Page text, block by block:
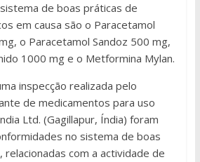
de boas práticas de
em causa são o Paracetamol
o Paracetamol Sandoz 500 mg,
1000 mg e o Metformina Mylan.
inspecção realizada pelo
de medicamentos para uso
Ltd. (Gagillapur, Índia) foram
no sistema de boas
com a actividade de